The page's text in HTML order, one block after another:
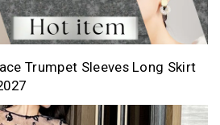
Trumpet Sleeves Long Skirt